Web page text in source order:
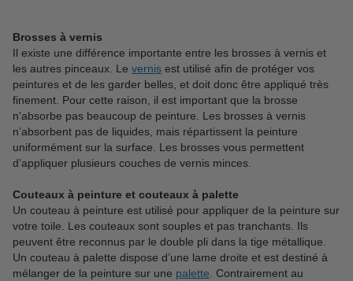
Brosses à vernis
Il existe une différence importante entre les brosses à vernis et
les autres pinceaux. Le vernis est utilisé afin de protéger vos
peintures et de les garder belles, et doit donc être appliqué très
finement. Pour cette raison, il est important que la brosse
n’absorbe pas beaucoup de peinture. Les brosses à vernis
n’absorbent pas de liquides, mais répartissent la peinture
uniformément sur la surface. Les brosses vous permettent
d’appliquer plusieurs couches de vernis minces.
Couteaux à peinture et couteaux à palette
Un couteau à peinture est utilisé pour appliquer de la peinture sur
votre toile. Les couteaux sont souples et pas tranchants. Ils
peuvent être reconnus par le double pli dans la tige métallique.
Un couteau à palette dispose d’une lame droite et est destiné à
mélanger de la peinture sur une palette . Contrairement au